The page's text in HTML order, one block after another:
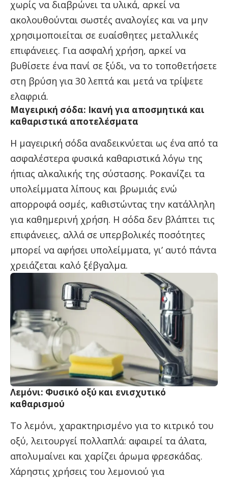
χωρίς να διαβρώνει τα υλικά, αρκεί να
ακολουθούνται σωστές αναλογίες και να μην
χρησιμοποιείται σε ευαίσθητες μεταλλικές
επιφάνειες. Για ασφαλή χρήση, αρκεί να
βυθίσετε ένα πανί σε ξύδι, να το τοποθετήσετε
στη βρύση για 30 λεπτά και μετά να τρίψετε
ελαφριά.
Μαγειρική σόδα: Ικανή για αποσμητικά και
καθαριστικά αποτελέσματα
Η μαγειρική σόδα αναδεικνύεται ως ένα από τα
ασφαλέστερα φυσικά καθαριστικά λόγω της
ήπιας αλκαλικής της σύστασης. Ροκανίζει τα
υπολείμματα λίπους και βρωμιάς ενώ
απορροφά οσμές, καθιστώντας την κατάλληλη
για καθημερινή χρήση. Η σόδα δεν βλάπτει τις
επιφάνειες, αλλά σε υπερβολικές ποσότητες
μπορεί να αφήσει υπολείμματα, γι’ αυτό πάντα
χρειάζεται καλό ξέβγαλμα.
Λεμόνι: Φυσικό οξύ και ενισχυτικό
καθαρισμού
Το λεμόνι, χαρακτηρισμένο για το κιτρικό του
οξύ, λειτουργεί πολλαπλά: αφαιρεί τα άλατα,
απολυμαίνει και χαρίζει άρωμα φρεσκάδας.
Χάρηστις χρήσεις του λεμονιού για